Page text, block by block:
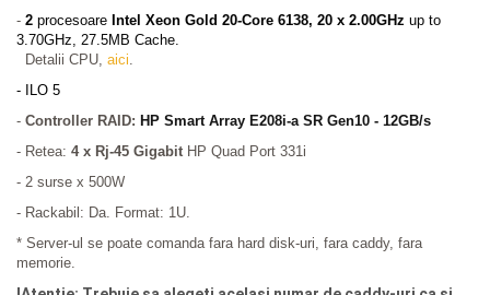
- 2 procesoare Intel Xeon Gold 20-Core 6138, 20 x 2.00GHz up to
3.70GHz, 27.5MB Cache.
Detalii CPU, aici.
- ILO 5
- Controller RAID: HP Smart Array E208i-a SR Gen10 - 12GB/s
- Retea: 4 x Rj-45 GigabitHP Quad Port 331i
- 2 surse x 500W
- Rackabil: Da. Format: 1U.
* Server-ul se poate comanda fara hard disk-uri, fara caddy, fara
memorie.